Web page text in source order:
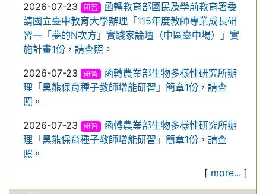
2026-07-23
研習
函轉教育部國民及學前教育署委
請國立臺中教育大學辦理「115年度教師專業成長研
習—「夢的N次方」實踐家論壇（中區臺中場）」實
施計畫1份，請查照。
2026-07-23
研習
函轉農業部生物多樣性研究所辦
理「黑熊保育種子教師增能研習」簡章1份，請查
照。
2026-07-23
研習
函轉農業部生物多樣性研究所辦
理「黑熊保育種子教師增能研習」簡章1份，請查
照。
[ more... ]